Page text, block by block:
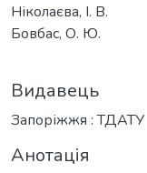
Ніколаєва, І. В.
Бовбас, О. Ю.
Видавець
Запоріжжя : ТДАТУ
Анотація